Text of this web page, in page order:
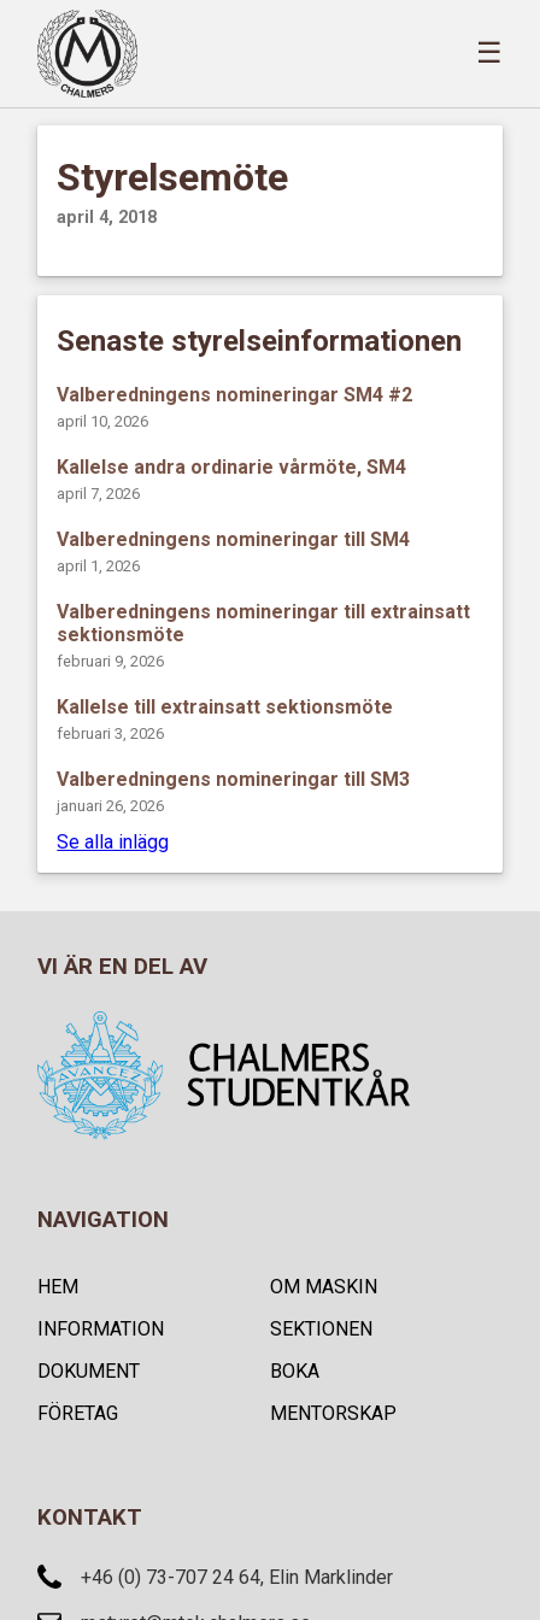
☰
Styrelsemöte
april 4, 2018
Senaste styrelseinformationen
Valberedningens nomineringar SM4 #2
april 10, 2026
Kallelse andra ordinarie vårmöte, SM4
april 7, 2026
Valberedningens nomineringar till SM4
april 1, 2026
Valberedningens nomineringar till extrainsatt
sektionsmöte
februari 9, 2026
Kallelse till extrainsatt sektionsmöte
februari 3, 2026
Valberedningens nomineringar till SM3
januari 26, 2026
Se alla inlägg
VI ÄR EN DEL AV
NAVIGATION
HEM
OM MASKIN
INFORMATION
SEKTIONEN
DOKUMENT
BOKA
FÖRETAG
MENTORSKAP
KONTAKT
+46 (0) 73-707 24 64, Elin Marklinder